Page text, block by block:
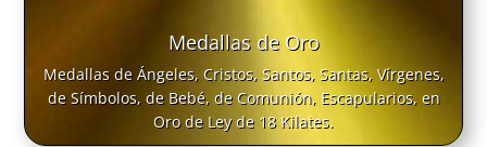
Medallas de Oro
Medallas de Ángeles, Cristos, Santos, Santas, Vírgenes,
de Símbolos, de Bebé, de Comunión, Escapularios, en
Oro de Ley de 18 Kilates.